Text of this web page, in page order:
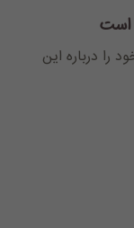
است
را درباره این